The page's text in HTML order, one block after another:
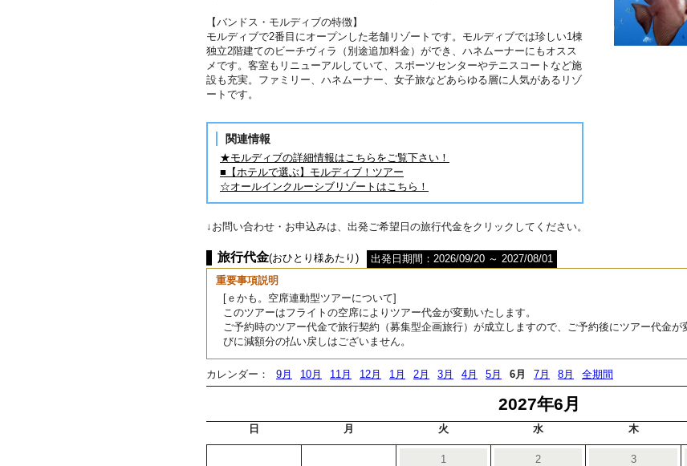
【バンドス・モルディブの特徴】
モルディブで2番目にオープンした老舗リゾートです。モルディブでは珍しい1棟
独立2階建てのビーチヴィラ（別途追加料金）ができ、ハネムーナーにもオスス
メです。客室もリニューアルしていて、スポーツセンターやテニスコートなど施
設も充実。ファミリー、ハネムーナー、女子旅などあらゆる層に人気があるリゾ
ートです。
関連情報
★モルディブの詳細情報はこちらをご覧下さい！
■【ホテルで選ぶ】モルディブ！ツアー
☆オールインクルーシブリゾートはこちら！
↓お問い合わせ・お申込みは、出発ご希望日の旅行代金をクリックしてください。
旅行代金(おひとり様あたり)
出発日期間：2026/09/20 ～ 2027/08/01
重要事項説明
[ｅかも。空席連動型ツアーについて]
このツアーはフライトの空席によりツアー代金が変動いたします。
ご予約時のツアー代金で旅行契約（募集型企画旅行）が成立しますので、ご予約後にツアー代金が
びに減額分の払い戻しはございません。
カレンダー： 9月 10月 11月 12月 1月 2月 3月 4月 5月 6月 7月 8月 全期間
2027年6月
日 月 火 水 木
1 2 3